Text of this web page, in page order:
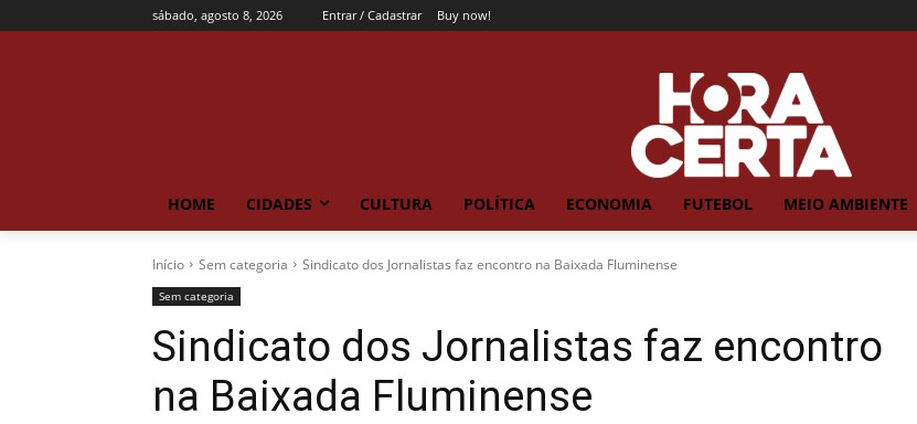
sábado, agosto 8, 2026 Entrar / Cadastrar Buy now!
HOME CIDADES CULTURA POLÍTICA ECONOMIA FUTEBOL MEIO AMBIENTE
Início Sem categoria Sindicato dos Jornalistas faz encontro na Baixada Fluminense
Sem categoria
Sindicato dos Jornalistas faz encontro
na Baixada Fluminense